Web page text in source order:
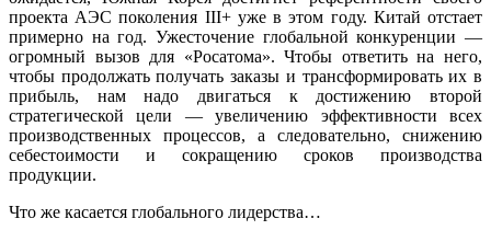
проекта АЭС поколения III+ уже в этом году. Китай отстает
примерно на год. Ужесточение глобальной конкуренции —
огромный вызов для «Росатома». Чтобы ответить на него,
чтобы продолжать по­лучать заказы и трансформировать их в
прибыль, нам надо двигаться к дости­жению второй
стратегической цели — увеличению эффективности всех
произ­водственных процессов, а следовательно, снижению
себестоимости и сокращению сроков производства
продукции.
Что же касается глобального лидер­ства…